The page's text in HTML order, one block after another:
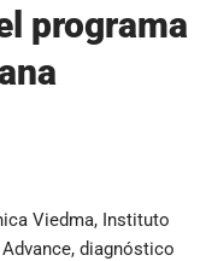
programa
Viedma, Instituto
diagnóstico